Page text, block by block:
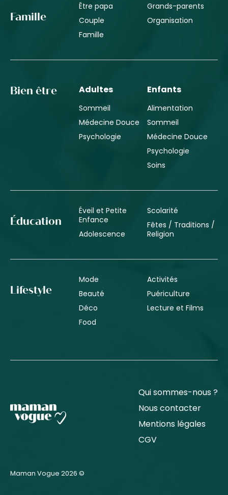
Famille
Être papa
Couple
Famille
Grands-parents
Organisation
Bien être Adultes
Sommeil
Médecine Douce
Psychologie
Enfants
Alimentation
Sommeil
Médecine Douce
Psychologie
Soins
Éducation
Éveil et Petite
Enfance
Adolescence
Scolarité
Fêtes / Traditions /
Religion
Lifestyle
Mode
Beauté
Déco
Food
Activités
Puériculture
Lecture et Films
Qui sommes-nous ?
Nous contacter
Mentions légales
CGV
Maman Vogue 2026 ©